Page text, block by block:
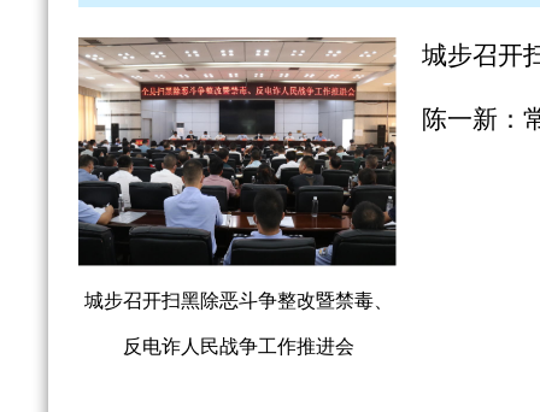
城步召开扫黑除恶斗争整改暨禁毒、
反电诈人民战争工作推进会